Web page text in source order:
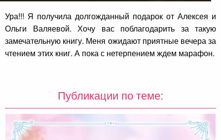
Ура!!! Я получила долгожданный подарок от Алексея и
Ольги Валяевой. Хочу вас поблагодарить за такую
замечательную книгу. Меня ожидают приятные вечера за
чтением этих книг. А пока с нетерпением ждем марафон.
Публикации по теме: